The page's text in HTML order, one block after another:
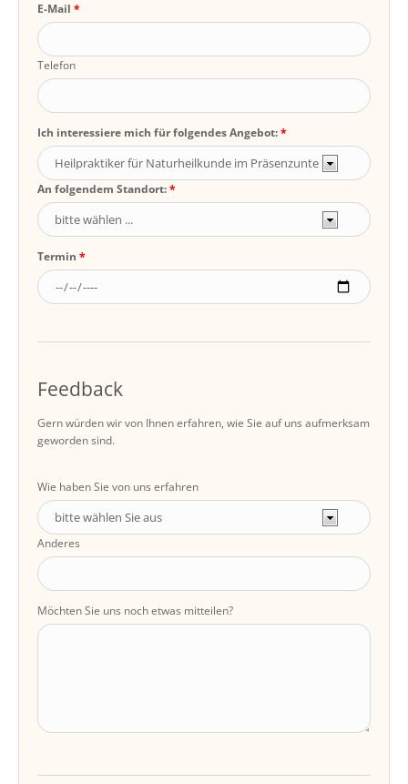
E-Mail
Telefon
Ich interessiere mich für folgendes Angebot:
An folgendem Standort:
Termin
Feedback
Gern würden wir von Ihnen erfahren, wie Sie auf uns aufmerksam
geworden sind.
Wie haben Sie von uns erfahren
Anderes
Möchten Sie uns noch etwas mitteilen?